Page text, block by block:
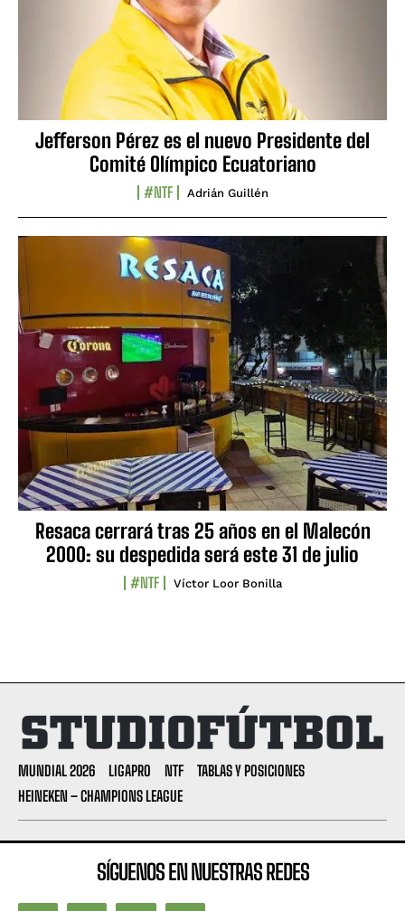
Jefferson Pérez es el nuevo Presidente del
Comité Olímpico Ecuatoriano
#NTF Adrián Guillén
Resaca cerrará tras 25 años en el Malecón
2000: su despedida será este 31 de julio
#NTF Víctor Loor Bonilla
MUNDIAL 2026 LIGAPRO NTF
TABLAS Y POSICIONES
HEINEKEN – CHAMPIONS LEAGUE
SÍGUENOS EN NUESTRAS REDES